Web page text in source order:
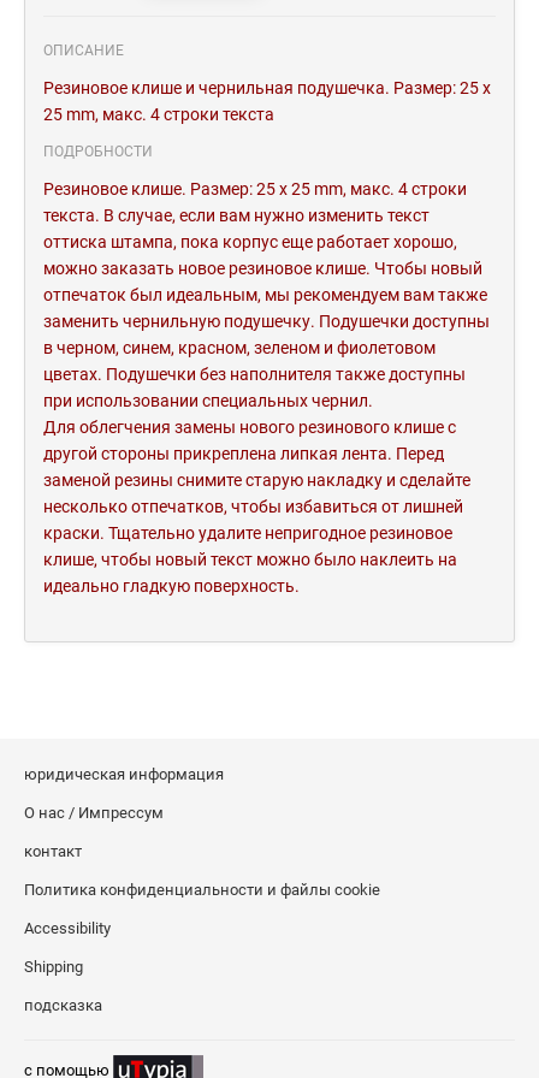
ОПИСАНИЕ
Резиновое клише и чернильная подушечка. Размер: 25 x
25 mm, макс. 4 строки текста
ПОДРОБНОСТИ
Резиновое клише. Размер: 25 x 25 mm, макс. 4 строки
текста. В случае, если вам нужно изменить текст
оттиска штампа, пока корпус еще работает хорошо,
можно заказать новое резиновое клише. Чтобы новый
отпечаток был идеальным, мы рекомендуем вам также
заменить чернильную подушечку. Подушечки доступны
в черном, синем, красном, зеленом и фиолетовом
цветах. Подушечки без наполнителя также доступны
при использовании специальных чернил.
Для облегчения замены нового резинового клише с
другой стороны прикреплена липкая лента. Перед
заменой резины снимите старую накладку и сделайте
несколько отпечатков, чтобы избавиться от лишней
краски. Тщательно удалите непригодное резиновое
клише, чтобы новый текст можно было наклеить на
идеально гладкую поверхность.
юридическая информация
О нас / Импрессум
контакт
Политика конфиденциальности и файлы cookie
Accessibility
Shipping
подсказка
c помощью